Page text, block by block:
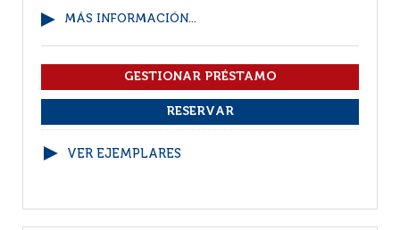
MÁS INFORMACIÓN...
VER EJEMPLARES